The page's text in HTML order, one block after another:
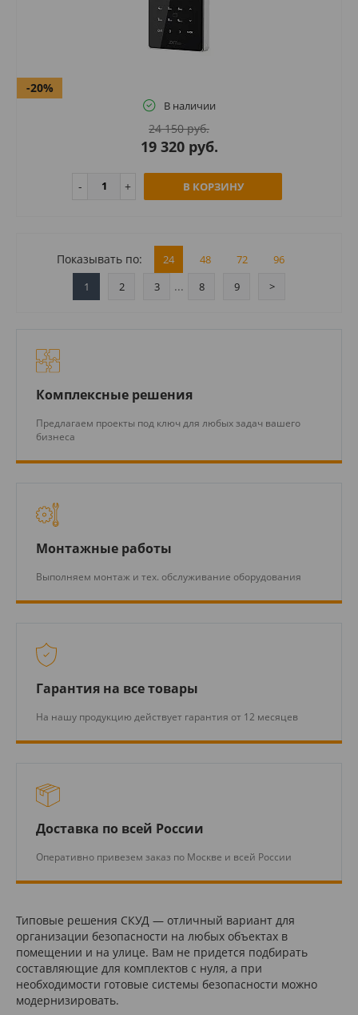
-20%
В наличии
24 150 руб.
19 320 руб.
В КОРЗИНУ
Показывать по: 24 48 72
96
1
2 3 ... 8 9 >
Комплексные решения
Предлагаем проекты под ключ для любых задач вашего
бизнеса
Монтажные работы
Выполняем монтаж и тех. обслуживание оборудования
Гарантия на все товары
На нашу продукцию действует гарантия от 12 месяцев
Доставка по всей России
Оперативно привезем заказ по Москве и всей России
Типовые решения СКУД — отличный вариант для
организации безопасности на любых объектах в
помещении и на улице. Вам не придется подбирать
составляющие для комплектов с нуля, а при
необходимости готовые системы безопасности можно
модернизировать.